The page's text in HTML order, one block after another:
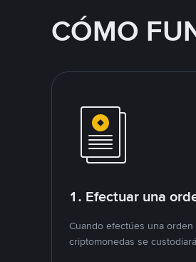
CÓMO
1. Efectuar una
Cuando efectúes una orden
criptomonedas se